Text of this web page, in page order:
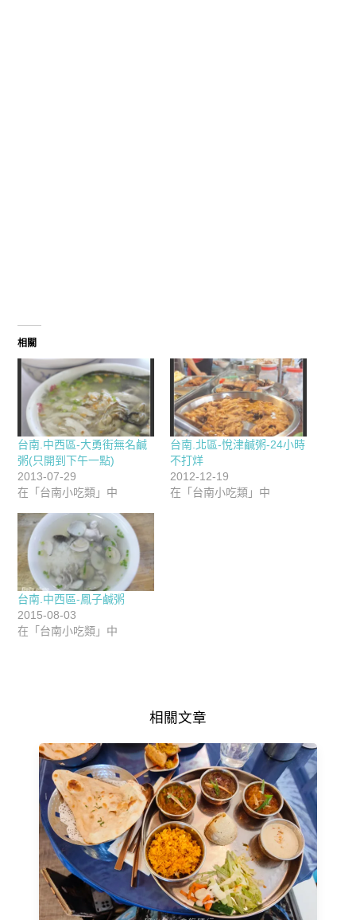
相關
台南.中西區-大勇街無名鹹
粥(只開到下午一點)
2013-07-29
在「台南小吃類」中
台南.北區-悅津鹹粥-24小時
不打烊
2012-12-19
在「台南小吃類」中
台南.中西區-鳳子鹹粥
2015-08-03
在「台南小吃類」中
相關文章